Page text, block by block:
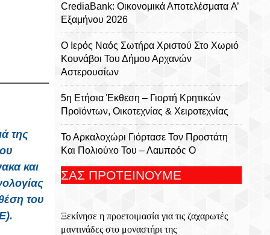
της
και
του
CrediaBank: Οικονομικά Αποτελέσματα A’
Εξαμήνου 2026
Ο Ιερός Ναός Σωτήρα Χριστού Στο Χωριό
Κουνάβοι Του Δήμου Αρχανών
Αστερουσίων
5η Ετήσια Έκθεση – Γιορτή Κρητικών
Προϊόντων, Οικοτεχνίας & Χειροτεχνίας
Το Αρκαλοχώρι Γιόρτασε Τον Προστάτη
Και Πολιούχο Του – Λαμπρός Ο
Σωτήρος
Πραγματοποιήθηκε Με Μεγάλη Επιτυχία
Το Τουρνουά Μπάσκετ 3×3 «Μάρκος
ΣΑΣ ΠΡΟΤΕΙΝΟΥΜΕ
Ξεκίνησε η προετοιμασία για τις ζαχαρωτές
μαντινάδες στο μοναστήρι της